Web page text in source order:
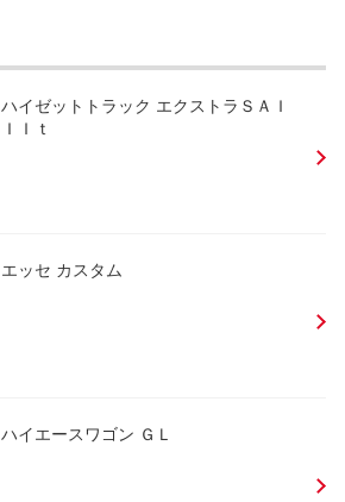
ハイゼットトラック エクストラＳＡＩ
ＩＩｔ
エッセ カスタム
ハイエースワゴン ＧＬ